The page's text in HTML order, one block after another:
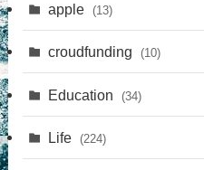
apple (13)
croudfunding (10)
Education (34)
Life (224)